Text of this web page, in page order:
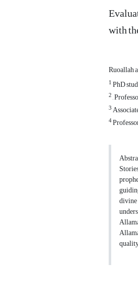
with
Ruoallah
1PhD
2,
3
4